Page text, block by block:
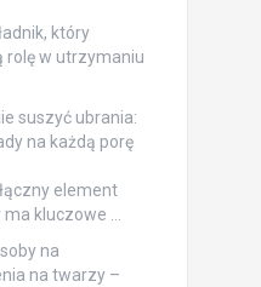
który
w utrzymaniu
suszyć ubrania:
na każdą porę
element
kluczowe …
na
na twarzy –